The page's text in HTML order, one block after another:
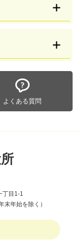
よくある質問
目1-1
年始を除く）